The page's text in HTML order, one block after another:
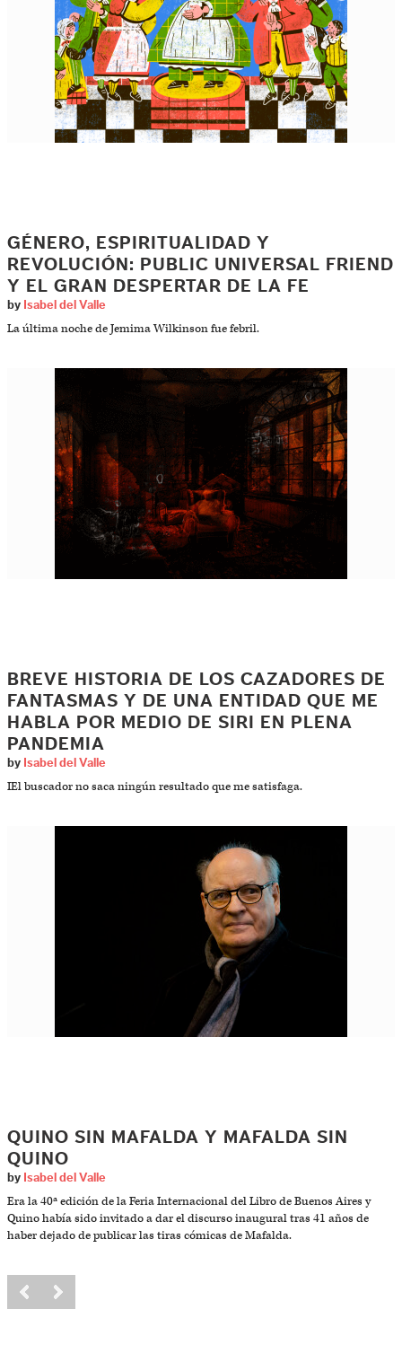
GÉNERO, ESPIRITUALIDAD Y
REVOLUCIÓN: PUBLIC UNIVERSAL FRIEND
Y EL GRAN DESPERTAR DE LA FE
by Isabel del Valle
La última noche de Jemima Wilkinson fue febril.
BREVE HISTORIA DE LOS CAZADORES DE
FANTASMAS Y DE UNA ENTIDAD QUE ME
HABLA POR MEDIO DE SIRI EN PLENA
PANDEMIA
by Isabel del Valle
IEl buscador no saca ningún resultado que me satisfaga.
QUINO SIN MAFALDA Y MAFALDA SIN
QUINO
by Isabel del Valle
Era la 40ª edición de la Feria Internacional del Libro de Buenos Aires y
Quino había sido invitado a dar el discurso inaugural tras 41 años de
haber dejado de publicar las tiras cómicas de Mafalda.